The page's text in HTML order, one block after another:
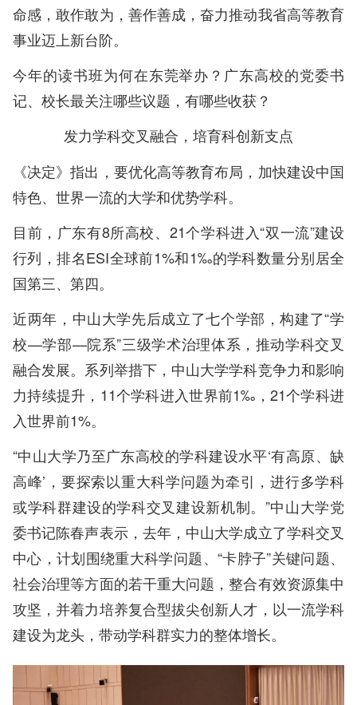
命感，敢作敢为，善作善成，奋力推动我省高等教育
事业迈上新台阶。
今年的读书班为何在东莞举办？广东高校的党委书
记、校长最关注哪些议题，有哪些收获？
发力学科交叉融合，培育科创新支点
《决定》指出，要优化高等教育布局，加快建设中国
特色、世界一流的大学和优势学科。
目前，广东有8所高校、21个学科进入“双一流”建设
行列，排名ESI全球前1%和1‰的学科数量分别居全
国第三、第四。
近两年，中山大学先后成立了七个学部，构建了“学
校—学部—院系”三级学术治理体系，推动学科交叉
融合发展。系列举措下，中山大学学科竞争力和影响
力持续提升，11个学科进入世界前1‰，21个学科进
入世界前1%。
“中山大学乃至广东高校的学科建设水平‘有高原、缺
高峰’，要探索以重大科学问题为牵引，进行多学科
或学科群建设的学科交叉建设新机制。”中山大学党
委书记陈春声表示，去年，中山大学成立了学科交叉
中心，计划围绕重大科学问题、“卡脖子”关键问题、
社会治理等方面的若干重大问题，整合有效资源集中
攻坚，并着力培养复合型拔尖创新人才，以一流学科
建设为龙头，带动学科群实力的整体增长。